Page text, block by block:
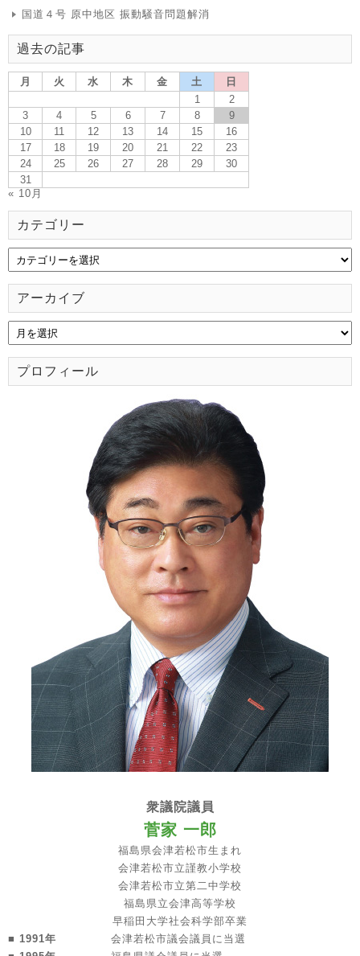
国道４号 原中地区 振動騒音問題解消
過去の記事
月 火 水 木 金 土
日
1
2
3
4 5 6 7 8
9
10
11 12 13 14 15
16
17
18 19 20 21 22
23
24
25 26 27 28 29
30
31
« 10月
カテゴリー
アーカイブ
プロフィール
衆議院議員
菅家 一郎
福島県会津若松市生まれ
会津若松市立謹教小学校
会津若松市立第二中学校
福島県立会津高等学校
早稲田大学社会科学部卒業
■ 1991年
会津若松市議会議員に当選